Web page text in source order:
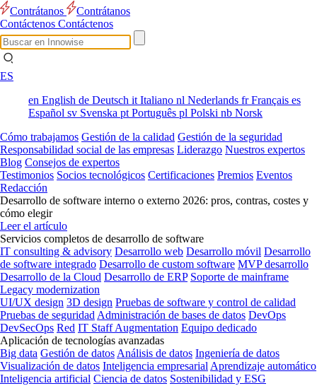
Contrátanos
Contrátanos
Contáctenos Contáctenos
ES
en English de Deutsch it Italiano nl Nederlands frFrançais es
Español sv Svenska pt Português pl Polski nb Norsk
Cómo trabajamos Gestión de la calidad Gestión de la seguridad
Responsabilidad social de las empresas Liderazgo Nuestros expertos
Blog Consejos de expertos
Testimonios Socios tecnológicos Certificaciones Premios Eventos
Redacción
Desarrollo de software interno o externo 2026: pros, contras, costes y
cómo elegir
Leer el artículo
Servicios completos de desarrollo de software
IT consulting & advisory Desarrollo web Desarrollo móvil Desarrollo
de software integrado Desarrollo de custom software MVP desarrollo
Desarrollo de la Cloud Desarrollo de ERP Soporte de mainframe
Legacy modernization
UI/UX design 3D design Pruebas de software y control de calidad
Pruebas de seguridad Administración de bases de datos DevOps
DevSecOps Red IT Staff Augmentation Equipo dedicado
Aplicación de tecnologías avanzadas
Big data Gestión de datos Análisis de datos Ingeniería de datos
Visualización de datos Inteligencia empresarial Aprendizaje automático
Inteligencia artificial Ciencia de datos Sostenibilidad y ESG